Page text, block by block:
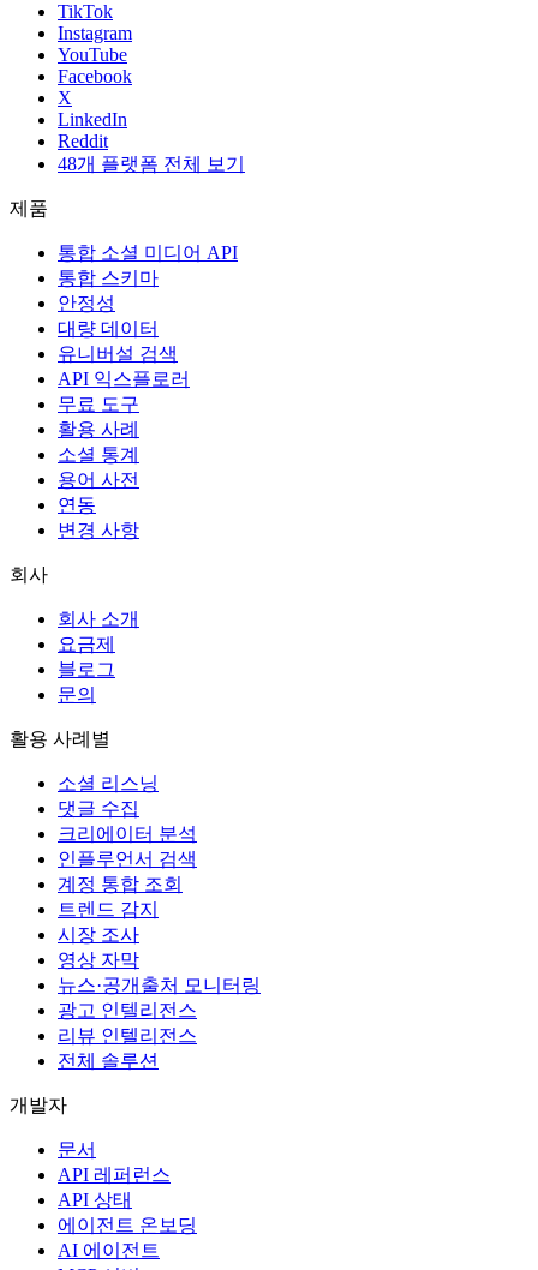
TikTok
Instagram
YouTube
Facebook
X
LinkedIn
Reddit
48개 플랫폼 전체 보기
제품
통합 소셜 미디어 API
통합 스키마
안정성
대량 데이터
유니버설 검색
API 익스플로러
무료 도구
활용 사례
소셜 통계
용어 사전
연동
변경 사항
회사
회사 소개
요금제
블로그
문의
활용 사례별
소셜 리스닝
댓글 수집
크리에이터 분석
인플루언서 검색
계정 통합 조회
트렌드 감지
시장 조사
영상 자막
뉴스·공개출처 모니터링
광고 인텔리전스
리뷰 인텔리전스
전체 솔루션
개발자
문서
API 레퍼런스
API 상태
에이전트 온보딩
AI 에이전트